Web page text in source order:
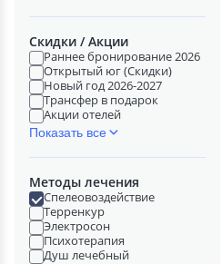
Скидки / Акции
Раннее бронирование 2026
Открытый юг (Скидки)
Новый год 2026-2027
Трансфер в подарок
Акции отелей
Показать все
Методы лечения
Спелеовоздействие
Терренкур
Электросон
Психотерапия
Душ лечебный